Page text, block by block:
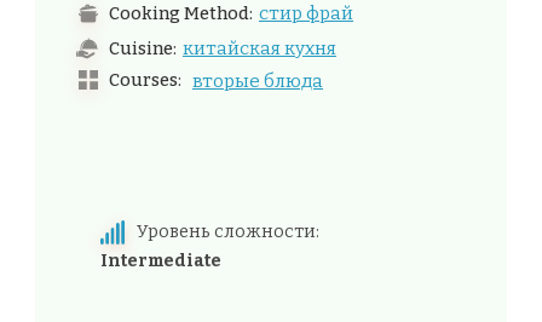
Cooking Method: стир фрай
Cuisine: китайская кухня
Courses: вторые блюда
Уровень сложности:
Intermediate